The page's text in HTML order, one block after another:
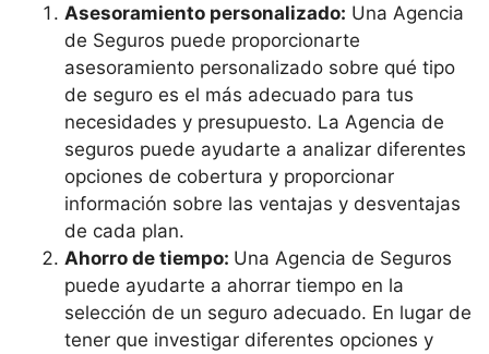
Asesoramiento personalizado: Una Agencia
de Seguros puede proporcionarte
asesoramiento personalizado sobre qué tipo
de seguro es el más adecuado para tus
necesidades y presupuesto. La Agencia de
seguros puede ayudarte a analizar diferentes
opciones de cobertura y proporcionar
información sobre las ventajas y desventajas
de cada plan.
Ahorro de tiempo: Una Agencia de Seguros
puede ayudarte a ahorrar tiempo en la
selección de un seguro adecuado. En lugar de
tener que investigar diferentes opciones y